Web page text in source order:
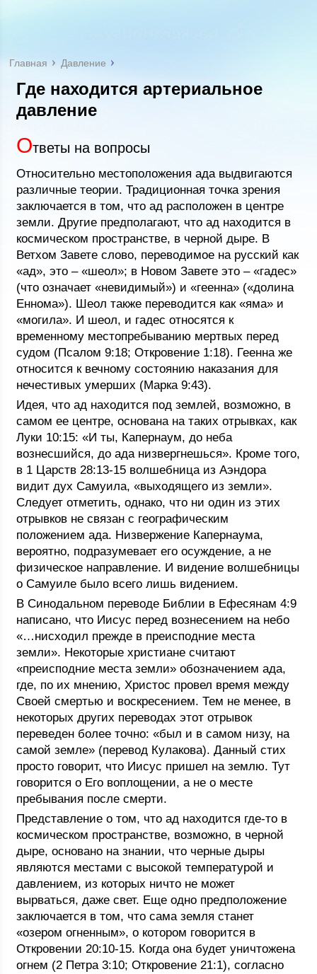
Главная Давление
Где находится артериальное
давление
Ответы на вопросы
Относительно местоположения ада выдвигаются
различные теории. Традиционная точка зрения
заключается в том, что ад расположен в центре
земли. Другие предполагают, что ад находится в
космическом пространстве, в черной дыре. В
Ветхом Завете слово, переводимое на русский как
«ад», это – «шеол»; в Новом Завете это – «гадес»
(что означает «невидимый») и «геенна» («долина
Еннома»). Шеол также переводится как «яма» и
«могила». И шеол, и гадес относятся к
временному местопребыванию мертвых перед
судом (Псалом 9:18; Откровение 1:18). Геенна же
относится к вечному состоянию наказания для
нечестивых умерших (Марка 9:43).
Идея, что ад находится под землей, возможно, в
самом ее центре, основана на таких отрывках, как
Луки 10:15: «И ты, Капернаум, до неба
вознесшийся, до ада низвергнешься». Кроме того,
в 1 Царств 28:13-15 волшебница из Аэндора
видит дух Самуила, «выходящего из земли».
Следует отметить, однако, что ни один из этих
отрывков не связан с географическим
положением ада. Низвержение Капернаума,
вероятно, подразумевает его осуждение, а не
физическое направление. И видение волшебницы
о Самуиле было всего лишь видением.
В Синодальном переводе Библии в Ефесянам 4:9
написано, что Иисус перед вознесением на небо
«…нисходил прежде в преисподние места
земли». Некоторые христиане считают
«преисподние места земли» обозначением ада,
где, по их мнению, Христос провел время между
Своей смертью и воскресением. Тем не менее, в
некоторых других переводах этот отрывок
переведен более точно: «был и в самом низу, на
самой земле» (перевод Кулакова). Данный стих
просто говорит, что Иисус пришел на землю. Тут
говорится о Его воплощении, а не о месте
пребывания после смерти.
Представление о том, что ад находится где-то в
космическом пространстве, возможно, в черной
дыре, основано на знании, что черные дыры
являются местами с высокой температурой и
давлением, из которых ничто не может
вырваться, даже свет. Еще одно предположение
заключается в том, что сама земля станет
«озером огненным», о котором говорится в
Откровении 20:10-15. Когда она будет уничтожена
огнем (2 Петра 3:10; Откровение 21:1), согласно